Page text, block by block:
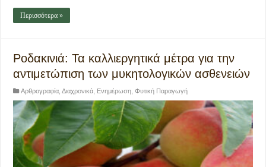
Περισσότερα »
Ροδακινιά: Τα καλλιεργητικά μέτρα για την
αντιμετώπιση των μυκητολογικών ασθενειών
Αρθρογραφία ,Διαχρονικά Ενημέρωση ,Φυτική Παραγωγή